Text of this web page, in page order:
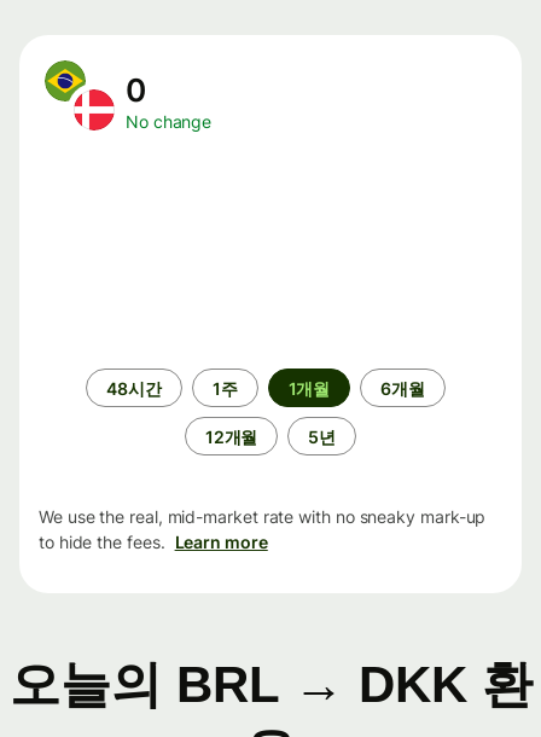
0
No change
48시간 1주 1개월 6개월
12개월 5년
We use the real, mid-market rate with no sneaky mark-up
to hide the fees. Learn more
오늘의 BRL → DKK 환